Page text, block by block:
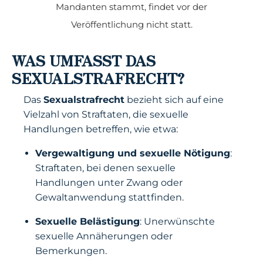
Mandanten stammt, findet vor der
Veröffentlichung nicht statt.
WAS UMFASST DAS
SEXUALSTRAFRECHT?
Das Sexualstrafrecht bezieht sich auf eine
Vielzahl von Straftaten, die sexuelle
Handlungen betreffen, wie etwa:
Vergewaltigung und sexuelle Nötigung:
Straftaten, bei denen sexuelle
Handlungen unter Zwang oder
Gewaltanwendung stattfinden.
Sexuelle Belästigung: Unerwünschte
sexuelle Annäherungen oder
Bemerkungen.